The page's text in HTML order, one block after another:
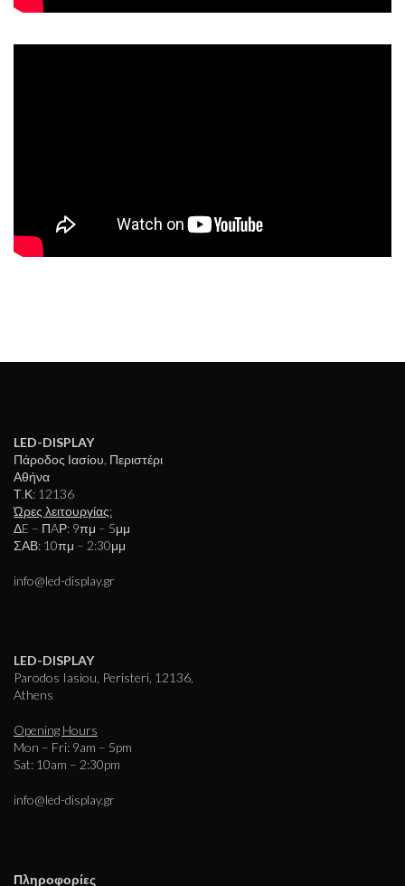
LED-DISPLAY
Πάροδος Ιασίου, Περιστέρι
Αθήνα
Τ.Κ: 12136
Ώρες λειτουργίας:
ΔE – ΠAΡ: 9πμ – 5μμ
ΣΑΒ: 10πμ – 2:30μμ
info@led-display.gr
LED-DISPLAY
Parodos Iasiou, Peristeri, 12136,
Athens
Opening Hours
Mon – Fri: 9am – 5pm
Sat: 10am – 2:30pm
info@led-display.gr
Πληροφορίες